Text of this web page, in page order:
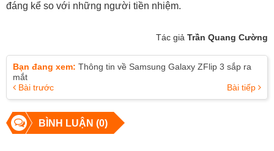
đáng kể so với những người tiền nhiệm.
Tác giả Trần Quang Cường
Bạn đang xem: Thông tin về Samsung Galaxy ZFlip 3 sắp ra
mắt
Bài trước
Bài tiếp
BÌNH LUẬN (0)